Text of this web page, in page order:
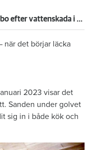
600 kronor dyrare att bo efter vattenskada i Varberg
när det börjar läcka
2023 visar det
Sanden under golvet
sig in i både kök och